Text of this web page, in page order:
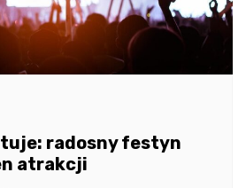
radosny festyn
atrakcji